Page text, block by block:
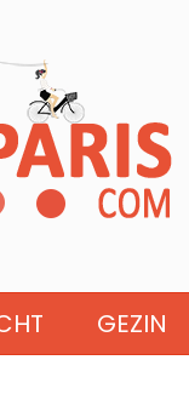
GEZIN